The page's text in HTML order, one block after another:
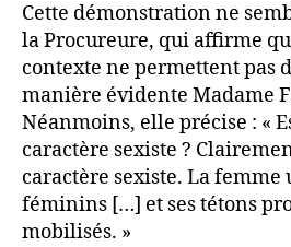
Cette démonstration ne
la Procureure, qui affirme
contexte ne permettent pas
manière évidente Madame
Néanmoins, elle précise : «
caractère sexiste ?
caractère sexiste. La
féminins […] et ses tétons
mobilisés. »